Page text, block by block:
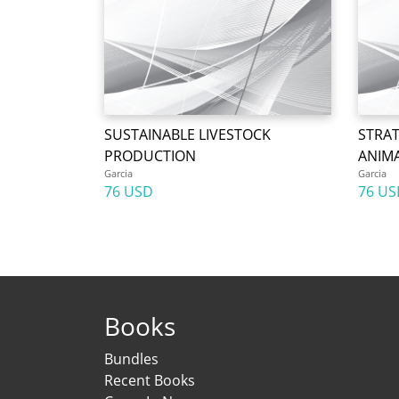
SUSTAINABLE LIVESTOCK
PRODUCTION
Garcia
76 USD
Garcia
76
Books
Bundles
Recent Books